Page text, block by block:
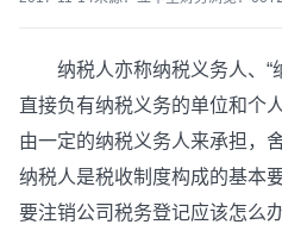
纳税人亦称纳税义务人、“
直接负有纳税义务的单位和个
由一定的纳税义务人来承担，
纳税人是税收制度构成的基本
要注销公司税务登记应该怎么